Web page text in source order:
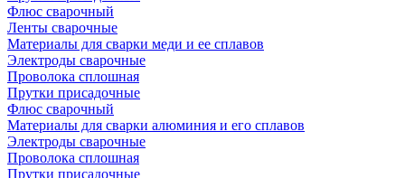
Флюс сварочный
Ленты сварочные
Материалы для сварки меди и ее сплавов
Электроды сварочные
Проволока сплошная
Прутки присадочные
Флюс сварочный
Материалы для сварки алюминия и его сплавов
Электроды сварочные
Проволока сплошная
Прутки присадочные